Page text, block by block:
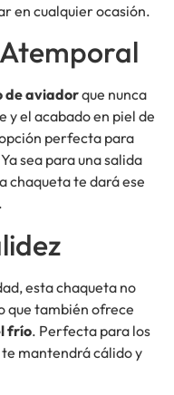
en cualquier ocasión.
de aviadorque nunca
y el acabado en piel de
perfecta para
sea para una salida
chaqueta te dará ese
esta chaqueta no
que también ofrece
frío. Perfecta para los
mantendrá cálido y